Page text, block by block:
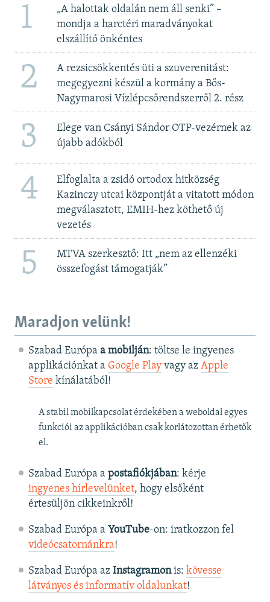
1
„A halottak oldalán nem áll senki” –
mondja a harctéri maradványokat
elszállító önkéntes
2
A rezsicsökkentés üti a szuverenitást:
megegyezni készül a kormány a Bős-
Nagymarosi Vízlépcsőrendszerről 2. rész
3
Elege van Csányi Sándor OTP-vezérnek az
újabb adókból
4
Elfoglalta a zsidó ortodox hitközség
Kazinczy utcai központját a vitatott módon
megválasztott, EMIH-hez köthető új
vezetés
5
MTVA szerkesztő: Itt „nem az ellenzéki
összefogást támogatják”
Maradjon velünk!
Szabad Európa a mobilján: töltse le ingyenes
applikációnkat a Google Playvagy az Apple
Store kínálatából!
A stabil mobilkapcsolat érdekében a weboldal egyes
funkciói az applikációban csak korlátozottan érhetők
el.
Szabad Európa a postafiókjában: kérje
ingyenes hírlevelünket, hogy elsőként
értesüljön cikkeinkről!
Szabad Európa a YouTube-on: iratkozzon fel
videócsatornánkra!
Szabad Európa az Instagramonis: kövesse
látványos és informatív oldalunkat! ​